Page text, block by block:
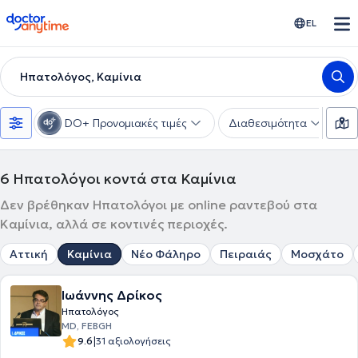
doctoranytime EL
Ηπατολόγος, Καμίνια
DO+ Προνομιακές τιμές Διαθεσιμότητα
6 Ηπατολόγοι κοντά στα Καμίνια
Δεν βρέθηκαν Ηπατολόγοι με online ραντεβού στα
Καμίνια, αλλά σε κοντινές περιοχές.
Αττική Καμίνια Νέο Φάληρο Πειραιάς Μοσχάτο
Ιωάννης Δρίκος
Ηπατολόγος
MD, FEBGH
9.6|31 αξιολογήσεις